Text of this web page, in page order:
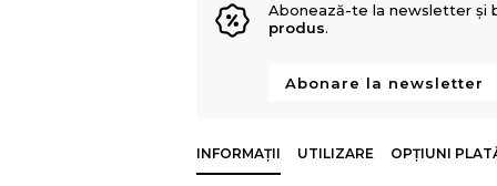
Abonează-te la newsletter și
produs.
Abonare la newsletter
INFORMAȚII UTILIZARE OPȚIUNI